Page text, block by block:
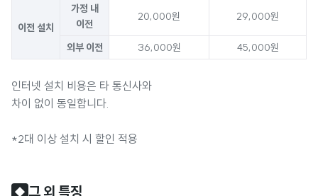
이전 설치
가정 내
이전
20,000원 29,000원
외부 이전 36,000원 45,000원
인터넷 설치 비용은 타 통신사와
차이 없이 동일합니다.
*2대 이상 설치 시 할인 적용
◆ 그 외 특징